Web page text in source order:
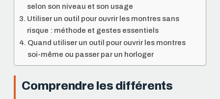
selon son niveau et son usage
Utiliser un outil pour ouvrir les montres sans
risque : méthode et gestes essentiels
Quand utiliser un outil pour ouvrir les montres
soi-même ou passer par un horloger
Comprendre les différents